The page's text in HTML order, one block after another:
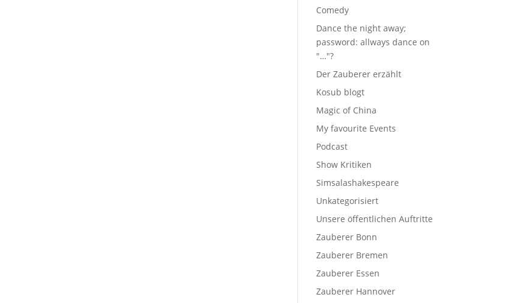
Comedy
Dance the night away;
password: allways dance on
"…"?
Der Zauberer erzählt
Kosub blogt
Magic of China
My favourite Events
Podcast
Show Kritiken
Simsalashakespeare
Unkategorisiert
Unsere öffentlichen Auftritte
Zauberer Bonn
Zauberer Bremen
Zauberer Essen
Zauberer Hannover